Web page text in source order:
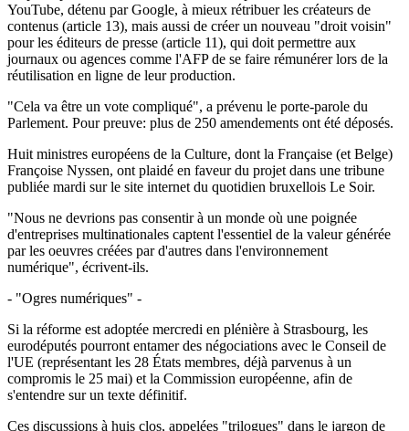
YouTube, détenu par Google, à mieux rétribuer les créateurs de
contenus (article 13), mais aussi de créer un nouveau "droit voisin"
pour les éditeurs de presse (article 11), qui doit permettre aux
journaux ou agences comme l'AFP de se faire rémunérer lors de la
réutilisation en ligne de leur production.
"Cela va être un vote compliqué", a prévenu le porte-parole du
Parlement. Pour preuve: plus de 250 amendements ont été déposés.
Huit ministres européens de la Culture, dont la Française (et Belge)
Françoise Nyssen, ont plaidé en faveur du projet dans une tribune
publiée mardi sur le site internet du quotidien bruxellois Le Soir.
"Nous ne devrions pas consentir à un monde où une poignée
d'entreprises multinationales captent l'essentiel de la valeur générée
par les oeuvres créées par d'autres dans l'environnement
numérique", écrivent-ils.
- "Ogres numériques" -
Si la réforme est adoptée mercredi en plénière à Strasbourg, les
eurodéputés pourront entamer des négociations avec le Conseil de
l'UE (représentant les 28 États membres, déjà parvenus à un
compromis le 25 mai) et la Commission européenne, afin de
s'entendre sur un texte définitif.
Ces discussions à huis clos, appelées "trilogues" dans le jargon de